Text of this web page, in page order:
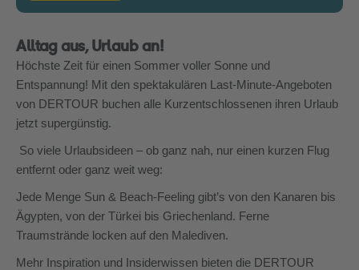
Alltag aus, Urlaub an!
Höchste Zeit für einen Sommer voller Sonne und
Entspannung! Mit den spektakulären Last-Minute-Angeboten
von DERTOUR buchen alle Kurzentschlossenen ihren Urlaub
jetzt supergünstig.
So viele Urlaubsideen – ob ganz nah, nur einen kurzen Flug
entfernt oder ganz weit weg:
Jede Menge Sun & Beach-Feeling gibt’s von den Kanaren bis
Ägypten, von der Türkei bis Griechenland. Ferne
Traumstrände locken auf den Malediven.
Mehr Inspiration und Insiderwissen bieten die DERTOUR